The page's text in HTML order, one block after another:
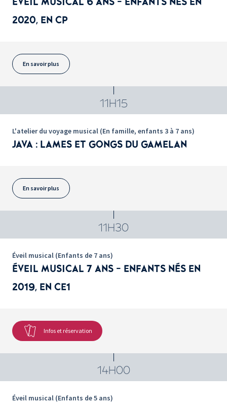
2020, EN CP
En savoir plus
11H15
L'atelier du voyage musical (En famille, enfants 3 à 7 ans)
JAVA : LAMES ET GONGS DU GAMELAN
En savoir plus
11H30
Éveil musical (Enfants de 7 ans)
ÉVEIL MUSICAL 7 ANS - ENFANTS NÉS EN
2019, EN CE1
Infos et réservation
14H00
Éveil musical (Enfants de 5 ans)